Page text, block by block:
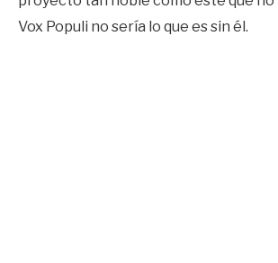
Vox Populi no sería lo que es sin él.